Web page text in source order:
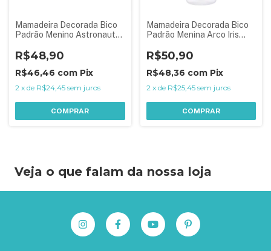
Mamadeira Decorada Bico
Padrão Menino Astronauta
R$48,90
R$46,46 com Pix
2 x de R$24,45 sem juros
COMPRAR
Mamadeira Decorada Bico
Padrão Menina Arco Iris
R$50,90
R$48,36 com Pix
2 x de R$25,45 sem juros
COMPRAR
Veja o que falam da nossa loja